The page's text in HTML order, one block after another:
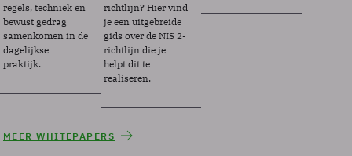
regels, techniek en
bewust gedrag
samenkomen in de
dagelijkse
praktijk.
richtlijn? Hier vind
je een uitgebreide
gids over de NIS 2-
richtlijn die je
helpt dit te
realiseren.
MEER WHITEPAPERS